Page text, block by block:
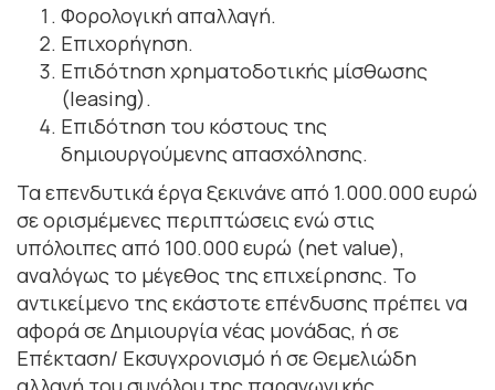
Φορολογική απαλλαγή.
Επιχορήγηση.
Επιδότηση χρηματοδοτικής μίσθωσης
(leasing).
Επιδότηση του κόστους της
δημιουργούμενης απασχόλησης.
Τα επενδυτικά έργα ξεκινάνε από 1.000.000 ευρώ
σε ορισμέμενες περιπτώσεις ενώ στις
υπόλοιπες από 100.000 ευρώ (net value),
αναλόγως το μέγεθος της επιχείρησης. Το
αντικείμενο της εκάστοτε επένδυσης πρέπει να
αφορά σε Δημιουργία νέας μονάδας, ή σε
Επέκταση/ Εκσυγχρονισμό ή σε Θεμελιώδη